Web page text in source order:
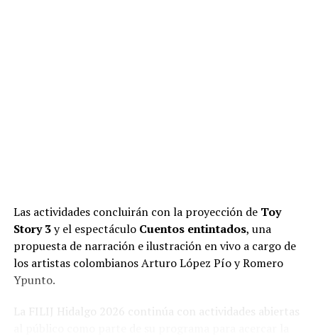
Las actividades concluirán con la proyección de Toy
Story 3y el espectáculo Cuentos entintados, una
propuesta de narración e ilustración en vivo a cargo de
los artistas colombianos Arturo López Pío y Romero
Ypunto.
La FILIJ Hidalgo 2026 continúa con actividades abiertas